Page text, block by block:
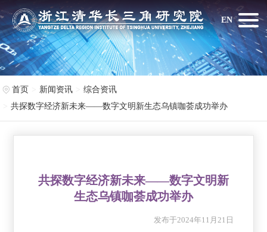
EN
首页 新闻资讯
综合资讯
共探数字经济新未来——数字文明新生态乌镇咖荟成功举办
共探数字经济新未来——数字文明新
生态乌镇咖荟成功举办
发布于2024年11月21日